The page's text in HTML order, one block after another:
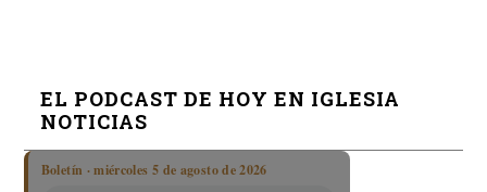
EL PODCAST DE HOY EN IGLESIA
NOTICIAS
Boletín · miércoles 5 de agosto de 2026